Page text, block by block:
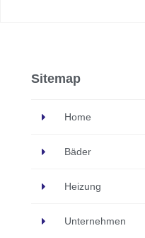
Sitemap
Home
Bäder
Heizung
Unternehmen